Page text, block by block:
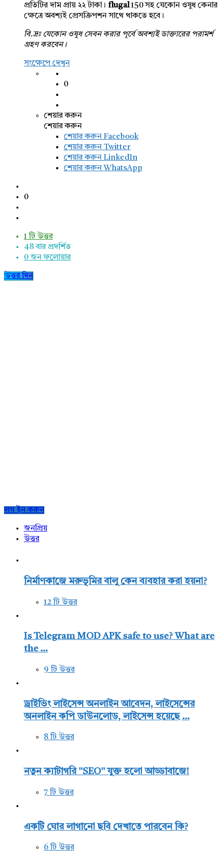
প্রতিটির দাম প্রায় ২২ টাকা। flugal150 সহ যেকোন ওষুধ কেনার
ক্ষেত্রে অবশ্যই প্রেসক্রিপশন সাথে থাকতে হবে।
বি.দ্রঃ যেকোন ওষুধ সেবন করার পূর্বে অবশ্যই ডাক্তারের পরামর্শ
গ্রহণ করবেন।
সংক্ষেপে দেখুন
0
শেয়ার করুন
শেয়ার করুন
শেয়ার করুনFacebook
শেয়ার করুন Twitter
শেয়ার করুন LinkedIn
শেয়ার করুন WhatsApp
0
1 টি উত্তর
48বার প্রদর্শিত
0 জন ফলোয়ার
উত্তর দিন
Sidebar
লগ ইন করুন
জনপ্রিয়
উত্তর
নির্মাণকাজে মরুভূমির বালু কেন ব্যবহার করা হয়না?
12 টি উত্তর
Is Telegram MOD APK safe to use? What are
the ...
9 টি উত্তর
ড্রাইভিং লাইসেন্স অনলাইন আবেদন, লাইসেন্সের
অনলাইন কপি ডাউনলোড, লাইসেন্স হয়েছে ...
8 টি উত্তর
নতুন ক্যাটাগরি "SEO" যুক্ত হলো আড্ডাবাজে!
7 টি উত্তর
একটি ঘোর লাগানো ছবি দেখাতে পারবেন কি?
6 টি উত্তর